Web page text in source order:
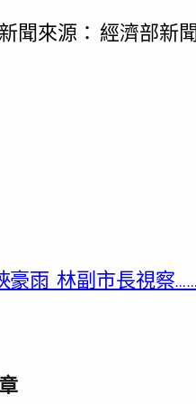
新聞來源： 經濟部新
豪雨 林副市長視察